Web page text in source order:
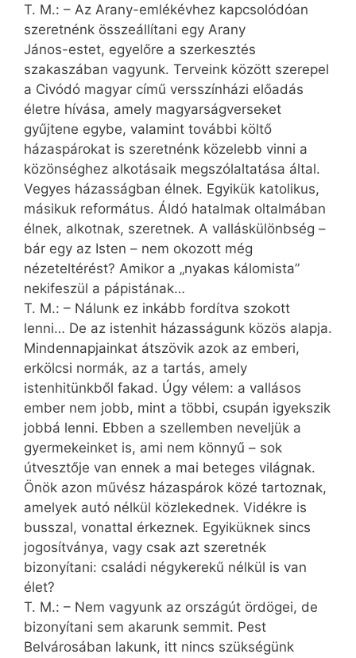
T. M.: – Az Arany-emlékévhez kapcsolódóan
szeretnénk összeállítani egy Arany
János-estet, egyelőre a szerkesztés
szakaszában vagyunk. Terveink között szerepel
a Civódó magyar című versszínházi előadás
életre hívása, amely magyarságverseket
gyűjtene egybe, valamint további költő
házaspárokat is szeretnénk közelebb vinni a
közönséghez alkotásaik megszólaltatása által.
Vegyes házasságban élnek. Egyikük katolikus,
másikuk református. Áldó hatalmak oltalmában
élnek, alkotnak, szeretnek. A valláskülönbség –
bár egy az Isten – nem okozott még
nézeteltérést? Amikor a „nyakas kálomista”
nekifeszül a pápistának…
T. M.: – Nálunk ez inkább fordítva szokott
lenni… De az istenhit házasságunk közös alapja.
Mindennapjainkat átszövik azok az emberi,
erkölcsi normák, az a tartás, amely
istenhitünkből fakad. Úgy vélem: a vallásos
ember nem jobb, mint a többi, csupán igyekszik
jobbá lenni. Ebben a szellemben neveljük a
gyermekeinket is, ami nem könnyű – sok
útvesztője van ennek a mai beteges világnak.
Önök azon művész házaspárok közé tartoznak,
amelyek autó nélkül közlekednek. Vidékre is
busszal, vonattal érkeznek. Egyiküknek sincs
jogosítványa, vagy csak azt szeretnék
bizonyítani: családi négykerekű nélkül is van
élet?
T. M.: – Nem vagyunk az országút ördögei, de
bizonyítani sem akarunk semmit. Pest
Belvárosában lakunk, itt nincs szükségünk